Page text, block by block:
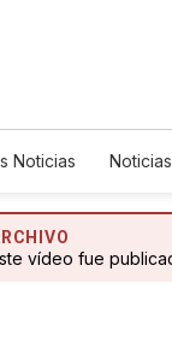
Noticias Noticias
vídeo fue